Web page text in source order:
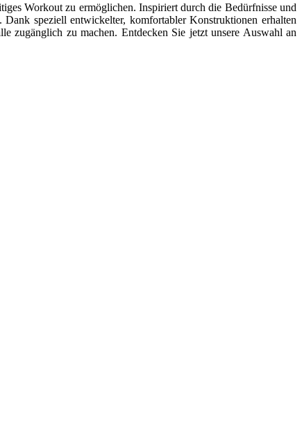
Workout zu ermöglichen. Inspiriert durch die Bedürfnisse und
speziell entwickelter, komfortabler Konstruktionen erhalten
zugänglich zu machen. Entdecken Sie jetzt unsere Auswahl an